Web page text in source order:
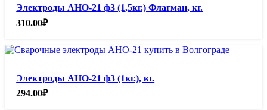
Электроды АНО-21 ф3 (1,5кг.) Флагман, кг.
310.00₽
Электроды АНО-21 ф3 (1кг.), кг.
294.00₽